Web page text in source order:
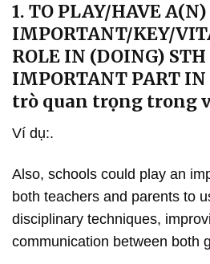
1. TO PLAY/HAVE A(N)
IMPORTANT/KEY/
ROLE IN (DOING)
IMPORTANT PART
trò quan trọng trong
Ví dụ:.
Also, schools could play an
both teachers and parents to
disciplinary techniques,
communication between both